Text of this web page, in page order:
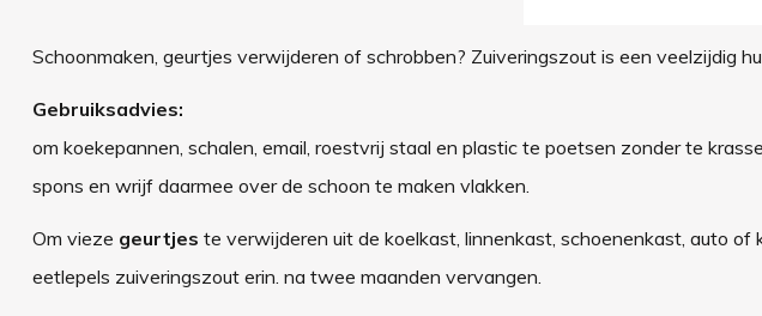
Schoonmaken, geurtjes verwijderen of schrobben? Zuiveringszout is een veelzijdig
Gebruiksadvies:
om koekepannen, schalen, email, roestvrij staal en plastic te poetsen zonder te
spons en wrijf daarmee over de schoon te maken vlakken.
Om vieze geurtjes te verwijderen uit de koelkast, linnenkast, schoenenkast, auto of
eetlepels zuiveringszout erin. na twee maanden vervangen.